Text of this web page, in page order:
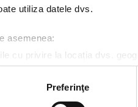
utiliza datele dvs.
asemenea:
cu privire la locația dvs.
scanândul-l în mod
procesarea datelor dvs.
oricând acordul din Declarația
Preferinţe